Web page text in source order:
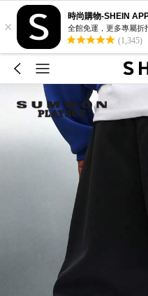
×
時尚購物-SHEIN
全館免運，更多專屬折
(1,345)